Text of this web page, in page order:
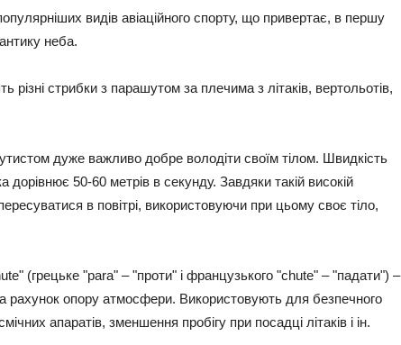
видів авіаційного спорту, що привертає, в першу
неба.
стрибки з парашутом за плечима з літаків, вертольотів,
дуже важливо добре володіти своїм тілом. Швидкість
дорівнює 50-60 метрів в секунду. Завдяки такій високій
в повітрі, використовуючи при цьому своє тіло,
(грецьке "para" – "проти" і французького "chute" – "падати") –
рахунок опору атмосфери. Використовують для безпечного
апаратів, зменшення пробігу при посадці літаків і ін.